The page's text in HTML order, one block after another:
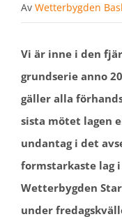
Av Wetterbygden
Vi är inne i den
grundserie anno
gäller alla
sista mötet lagen
undantag i det
formstarkaste lag i
Wetterbygden
under